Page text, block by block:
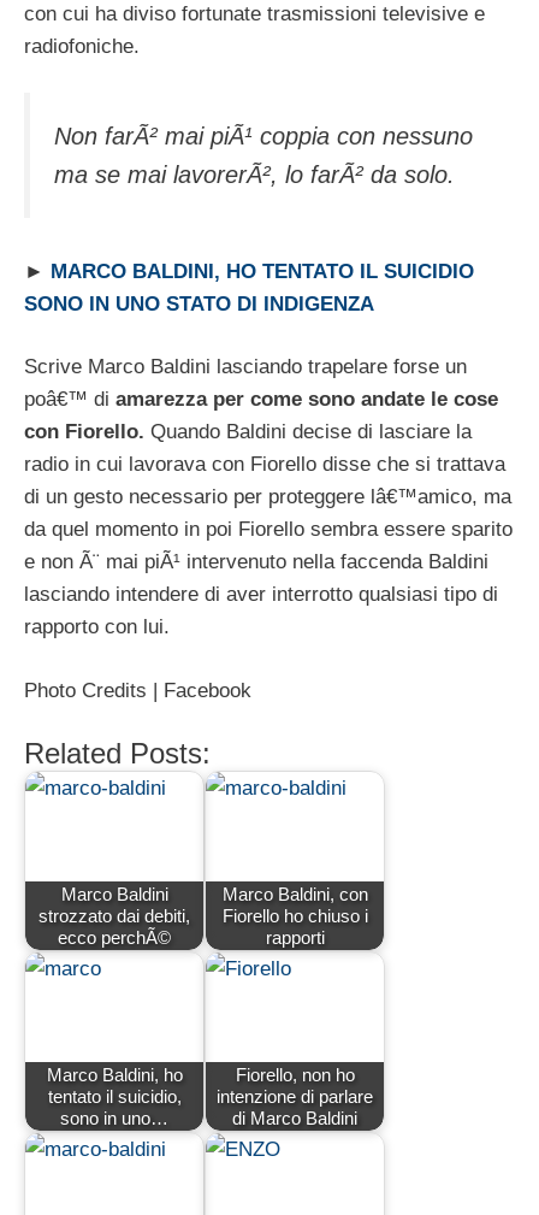
con cui ha diviso fortunate trasmissioni televisive e
radiofoniche.
Non farÃ² mai piÃ¹ coppia con nessuno
ma se mai lavorerÃ², lo farÃ² da solo.
► MARCO BALDINI, HO TENTATO IL SUICIDIO
SONO IN UNO STATO DI INDIGENZA
Scrive Marco Baldini lasciando trapelare forse un
poâ€™ di amarezza per come sono andate le cose
con Fiorello. Quando Baldini decise di lasciare la
radio in cui lavorava con Fiorello disse che si trattava
di un gesto necessario per proteggere lâ€™amico, ma
da quel momento in poi Fiorello sembra essere sparito
e non Ã¨ mai piÃ¹ intervenuto nella faccenda Baldini
lasciando intendere di aver interrotto qualsiasi tipo di
rapporto con lui.
Photo Credits | Facebook
Related Posts:
Marco Baldini
strozzato dai debiti,
ecco perchÃ©
Marco Baldini, con
Fiorello ho chiuso i
rapporti
Marco Baldini, ho
tentato il suicidio,
sono in uno…
Fiorello, non ho
intenzione di parlare
di Marco Baldini